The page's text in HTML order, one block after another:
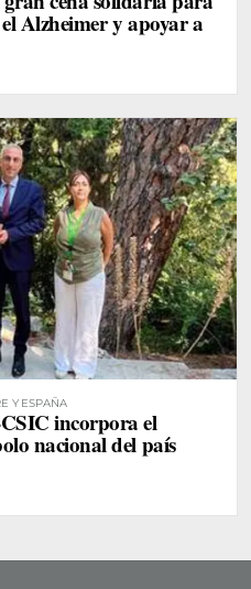
Alzheimer y apoyar a
Y ESPAÑA
incorpora el
nacional del país